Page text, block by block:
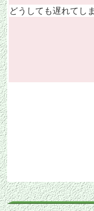
どうしても遅れてし